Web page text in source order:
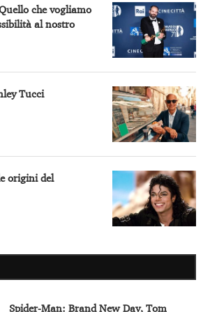
che vogliamo
al nostro
Tucci
origini del
Spider-Man: Brand New Day, Tom